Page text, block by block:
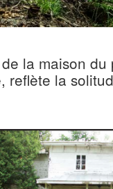
la maison
la